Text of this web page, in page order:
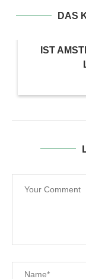
DAS
IST